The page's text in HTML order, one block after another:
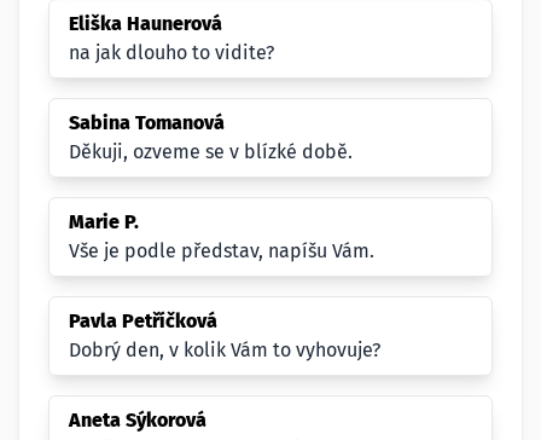
Eliška Haunerová
na jak dlouho to vidite?
Sabina Tomanová
Děkuji, ozveme se v blízké době.
Marie P.
Vše je podle představ, napíšu Vám.
Pavla Petříčková
Dobrý den, v kolik Vám to vyhovuje?
Aneta Sýkorová